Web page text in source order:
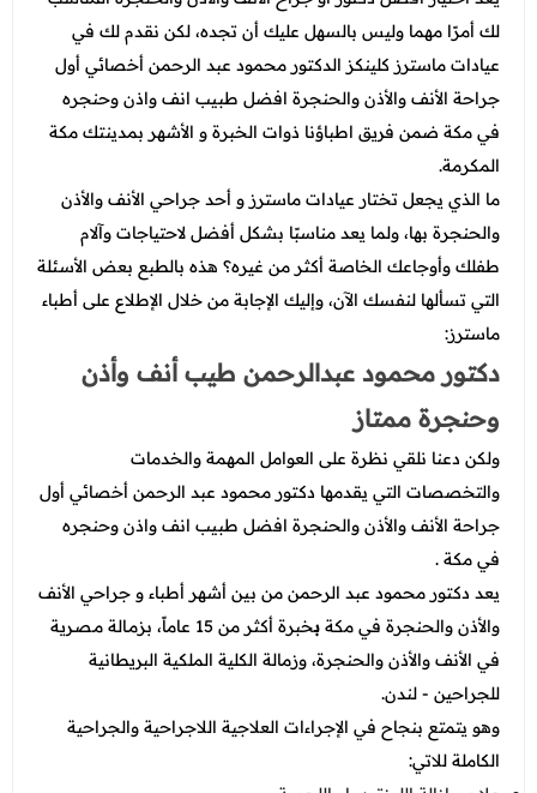
لك أمرًا مهما وليس بالسهل عليك أن تجده، لكن نقدم لك في
عيادات ماسترز كلينكز الدكتور محمود عبد الرحمن أخصائي أول
جراحة الأنف والأذن والحنجرة افضل طبيب انف واذن وحنجره
في مكة ضمن فريق اطباؤنا ذوات الخبرة و الأشهر بمدينتك مكة
المكرمة.
ما الذي يجعل تختار عيادات ماسترز و أحد جراحي الأنف والأذن
والحنجرة بها، ولما يعد مناسبًا بشكل أفضل لاحتياجات وآلام
طفلك وأوجاعك الخاصة أكثر من غيره؟ هذه بالطبع بعض الأسئلة
التي تسألها لنفسك الآن، وإليك الإجابة من خلال الإطلاع على أطباء
ماسترز:
دكتور محمود عبدالرحمن طيب أنف وأذن
وحنجرة ممتاز
ولكن دعنا نلقي نظرة على العوامل المهمة والخدمات
والتخصصات التي يقدمها دكتور محمود عبد الرحمن أخصائي أول
جراحة الأنف والأذن والحنجرة افضل طبيب انف واذن وحنجره
في مكة .
يعد دكتور محمود عبد الرحمن من بين أشهر أطباء و جراحي الأنف
والأذن والحنجرة في مكةب
خبرة أكثر من 15 عاماً، بزمـالة مـصـرية
في الأنف والأذن والحنجرة، وزمالة الكلية الملكية البريطانية
للجراحين - لندن.
وهو يتمتع بنجاح في الإجراءات العلاجية اللاجراحية والجراحية
الكاملة للاتي: